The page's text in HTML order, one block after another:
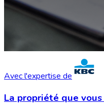
Avec l'expertise de
La propriété que vous